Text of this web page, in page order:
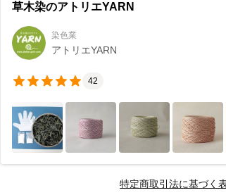
草木染のアトリエYARN
染色業
アトリエYARN
42
特定商取引法に基づく